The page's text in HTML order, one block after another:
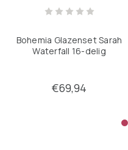
Bohemia Glazenset Sarah
Waterfall 16-delig
€69,94